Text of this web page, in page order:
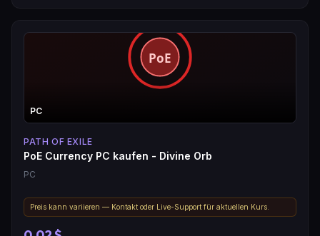
PC
PATH OF EXILE
PoE Currency PC kaufen - Divine Orb
PC
Preis kann variieren — Kontakt oder Live-Support für aktuellen Kurs.